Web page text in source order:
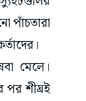
পাঁচতারা
মেলে।
শীঘ্রই